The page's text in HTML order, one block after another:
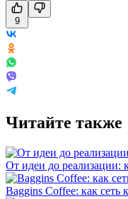
9
Читайте также
От идеи до реализации:
Baggins Coffee: как сеть